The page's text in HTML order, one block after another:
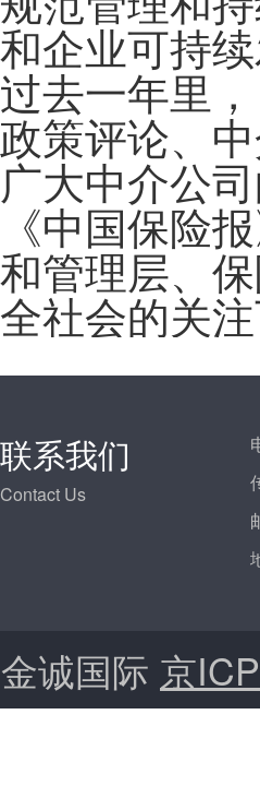
和企业可持
过去一年里
政策评论、
广大中介公
《中国保险
和管理层、
全社会的关
联系我们
Contact Us
金诚国际 京